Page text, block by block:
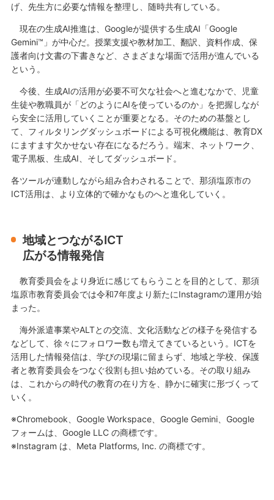
げ、先生方に必要な情報を整理し、随時共有している。
現在の生成AI推進は、Googleが提供する生成AI「Google
Gemini™」が中心だ。授業支援や教材加工、翻訳、資料作成、保
護者向け文書の下書きなど、さまざまな場面で活用が進んでいる
という。
今後、生成AIの活用が必要不可欠な社会へと進むなかで、児童
生徒や教職員が「どのようにAIを使っているのか」を把握しなが
ら安全に活用していくことが重要となる。そのための基盤とし
て、フィルタリングダッシュボードによる可視化機能は、教育DX
にますます欠かせない存在になるだろう。端末、ネットワーク、
電子黒板、生成AI、そしてダッシュボード。
各ツールが連動しながら組み合わされることで、那須塩原市の
ICT活用は、より立体的で確かなものへと進化していく。
地域とつながるICT
広がる情報発信
教育委員会をより身近に感じてもらうことを目的として、那須
塩原市教育委員会では令和7年度より新たにInstagramの運用が始
まった。
海外派遣事業やALTとの交流、文化活動などの様子を発信する
などして、徐々にフォロワー数も増えてきているという。ICTを
活用した情報発信は、学びの現場に留まらず、地域と学校、保護
者と教育委員会をつなぐ役割も担い始めている。その取り組み
は、これからの時代の教育の在り方を、静かに確実に形づくって
いく。
※Chromebook、Google Workspace、Google Gemini、Google
フォームは、Google LLC の商標です。
※Instagram は、Meta Platforms, Inc. の商標です。